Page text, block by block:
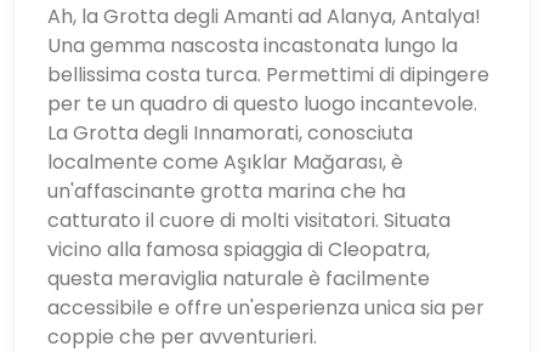
Ah, la Grotta degli Amanti ad Alanya, Antalya!
Una gemma nascosta incastonata lungo la
bellissima costa turca. Permettimi di dipingere
per te un quadro di questo luogo incantevole.
La Grotta degli Innamorati, conosciuta
localmente come Aşıklar Mağarası, è
un'affascinante grotta marina che ha
catturato il cuore di molti visitatori. Situata
vicino alla famosa spiaggia di Cleopatra,
questa meraviglia naturale è facilmente
accessibile e offre un'esperienza unica sia per
coppie che per avventurieri.